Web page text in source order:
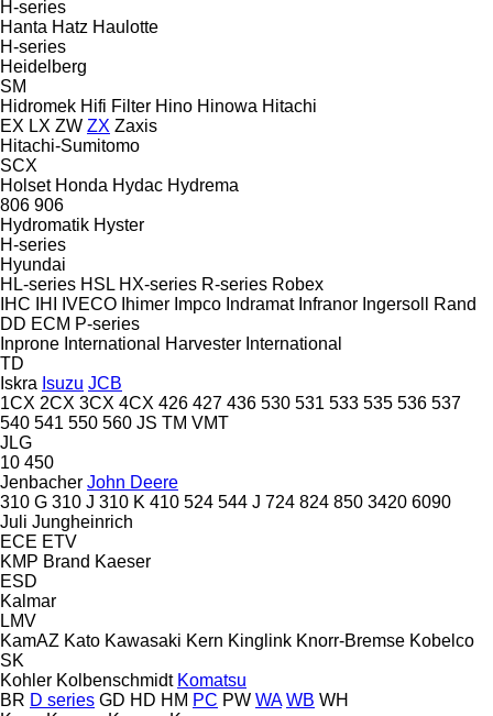
H-series
Hanta Hatz Haulotte
H-series
Heidelberg
SM
Hidromek Hifi Filter Hino Hinowa Hitachi
EX LX ZW ZX Zaxis
Hitachi-Sumitomo
SCX
Holset Honda Hydac Hydrema
806 906
Hydromatik Hyster
H-series
Hyundai
HL-series HSL HX-series R-series Robex
IHC
IHI IVECO Ihimer Impco Indramat Infranor Ingersoll Rand
DD ECM P-series
Inprone International Harvester International
TD
Iskra Isuzu JCB
1CX 2CX 3CX 4CX 426 427 436 530 531 533 535 536 537
540 541 550 560 JS TM VMT
JLG
10 450
Jenbacher John Deere
310 G 310 J 310 K 410 524 544 J 724 824 850 3420 6090
Juli Jungheinrich
ECE ETV
KMP Brand Kaeser
ESD
Kalmar
LMV
KamAZ Kato Kawasaki Kern Kinglink Knorr-Bremse Kobelco
SK
Kohler Kolbenschmidt Komatsu
BR D series GD HD HM PC PW WA WB WH